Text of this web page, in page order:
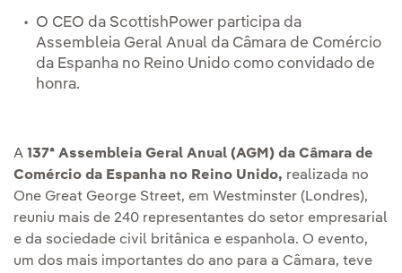
O CEO da ScottishPower participa da
Assembleia Geral Anual da Câmara de Comércio
da Espanha no Reino Unido como convidado de
honra.
A 137ª Assembleia Geral Anual (AGM) da Câmara de
Comércio da Espanha no Reino Unido, realizada no
One Great George Street, em Westminster (Londres),
reuniu mais de 240 representantes do setor empresarial
e da sociedade civil britânica e espanhola. O evento,
um dos mais importantes do ano para a Câmara, teve